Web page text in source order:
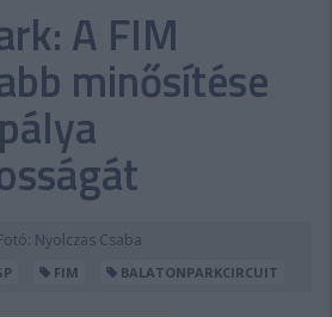
SHOP
TIPPJÁTÉK
PONTÁLLÁSOK
A FIM
minősítése
Nyolczas Csaba
FIM BALATONPARKCIRCUIT